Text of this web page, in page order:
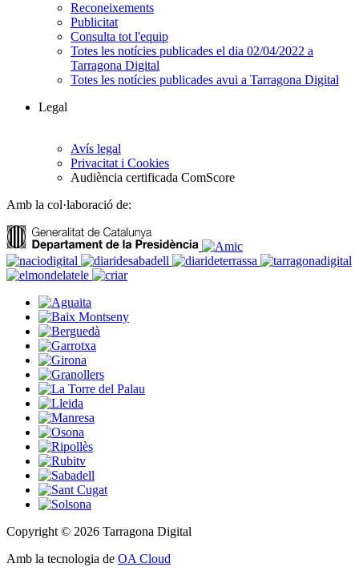
Reconeixements
Publicitat
Consulta tot l'equip
Totes les notícies publicades el dia 02/04/2022 a
Tarragona Digital
Totes les notícies publicades avui a Tarragona Digital
Legal
Avís legal
Privacitat i Cookies
Audiència certificada ComScore
Amb la col·laboració de:
Copyright © 2026 Tarragona Digital
Amb la tecnologia de OA Cloud